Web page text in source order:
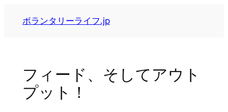
ボランタリーライフ.jp
フィード、そしてアウト
プット！